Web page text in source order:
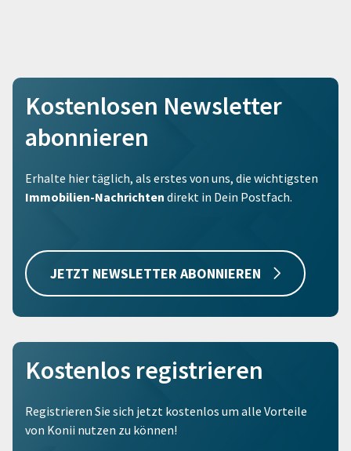
Kostenlosen Newsletter
abonnieren
Erhalte hier täglich, als erstes von uns, die wichtigsten
Immobilien-Nachrichten direkt in Dein Postfach.
JETZT NEWSLETTER ABONNIEREN
Kostenlos registrieren
Registrieren Sie sich jetzt kostenlos um alle Vorteile
von Konii nutzen zu können!